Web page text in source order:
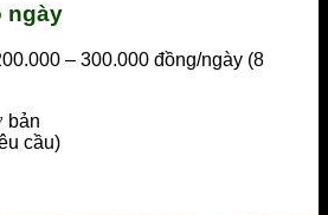
ngày
– 300.000 đồng/ngày (8
bản
cầu)